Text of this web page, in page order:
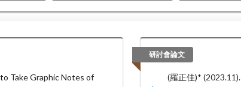
Take Graphic Notes of
研討會論文
(羅正佳)* (2023.11).